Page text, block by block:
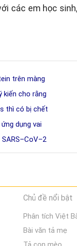
các em học
trên màng
kiến cho rằng
thì có bị chết
dụng vai
Chủ đề nổi bật
Phân tích Việt
Bài văn tả mẹ